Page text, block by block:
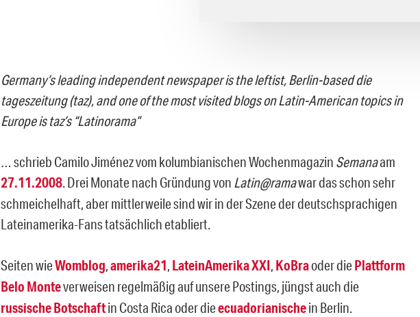
Germany’s leading independent newspaper is the leftist, Berlin-based die
tageszeitung (taz), and one of the most visited blogs on Latin-American topics in
Europe is taz’s “Latinorama”
… schrieb Camilo Jiménez vom kolumbianischen Wochenmagazin Semanaam
27.11.2008. Drei Monate nach Gründung von Latin@ramawar das schon sehr
schmeichelhaft, aber mittlerweile sind wir in der Szene der deutschsprachigen
Lateinamerika-Fans tatsächlich etabliert.
Seiten wieWomblog,amerika21, LateinAmerika XXI, KoBraoder diePlattform
Belo Monteverweisen regelmäßig auf unsere Postings, jüngst auch die
russische Botschaftin Costa Rica oder dieecuadorianischein Berlin.